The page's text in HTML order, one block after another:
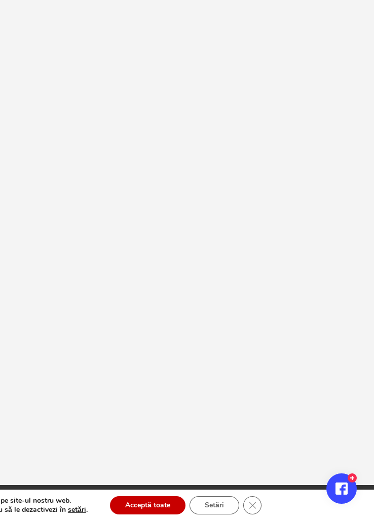
Proudly Powered by: WordPress
site-ul nostru web.
să le dezactivezi în setări. Acceptă toate Setări Close GDPR Cookie Banner